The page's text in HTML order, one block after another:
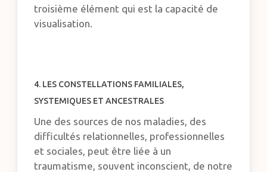
troisième élément qui est la capacité de
visualisation.
4. LES CONSTELLATIONS FAMILIALES,
SYSTEMIQUES ET ANCESTRALES
Une des sources de nos maladies, des
difficultés relationnelles, professionnelles
et sociales, peut être liée à un
traumatisme, souvent inconscient, de notre